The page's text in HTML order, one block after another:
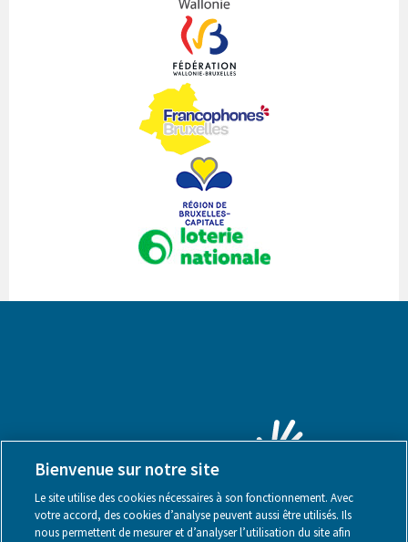
Bienvenue sur notre site
Le site utilise des cookies nécessaires à son fonctionnement. Avec
votre accord, des cookies d’analyse peuvent aussi être utilisés. Ils
nous permettent de mesurer et d’analyser l’utilisation du site afin